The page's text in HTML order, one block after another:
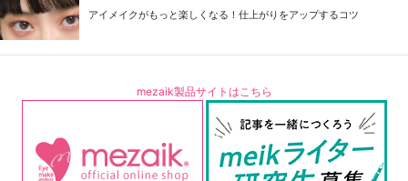
アイメイクがもっと楽しくなる！仕上がりをアップするコツ
mezaik製品サイトはこちら